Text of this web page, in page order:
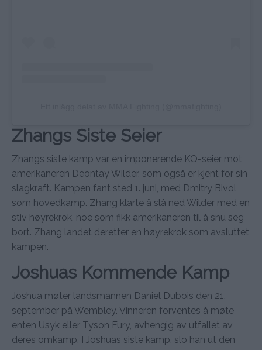
Zhangs Siste Seier
Zhangs siste kamp var en imponerende KO-seier mot
amerikaneren Deontay Wilder, som også er kjent for sin
slagkraft. Kampen fant sted 1. juni, med Dmitry Bivol
som hovedkamp. Zhang klarte å slå ned Wilder med en
stiv høyrekrok, noe som fikk amerikaneren til å snu seg
bort. Zhang landet deretter en høyrekrok som avsluttet
kampen.
Joshuas Kommende Kamp
Joshua møter landsmannen Daniel Dubois den 21.
september på Wembley. Vinneren forventes å møte
enten Usyk eller Tyson Fury, avhengig av utfallet av
deres omkamp. I Joshuas siste kamp, slo han ut den